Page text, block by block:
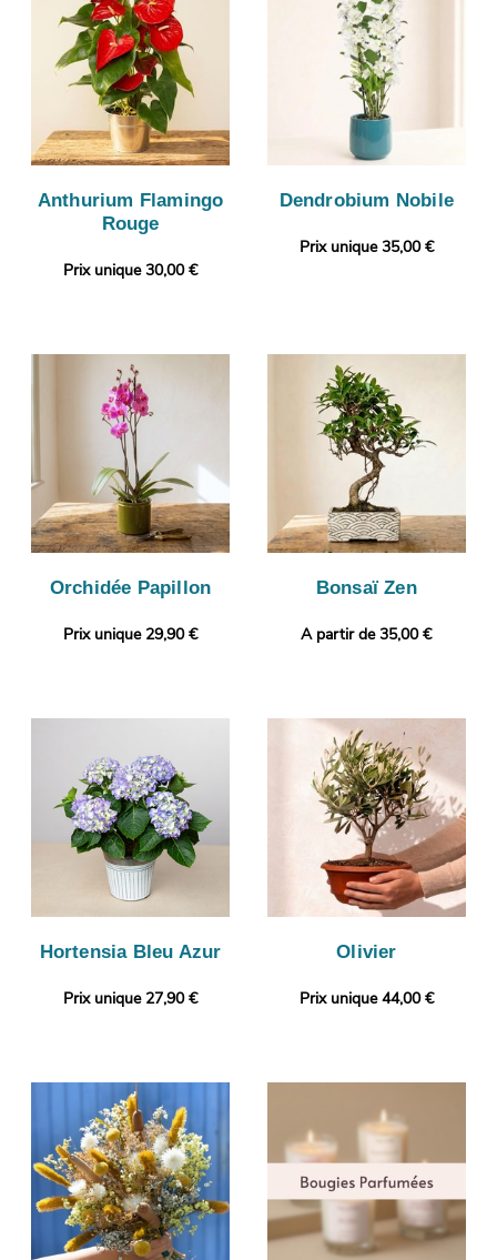
Anthurium Flamingo
Rouge
Prix unique 30,00 €
Dendrobium Nobile
Prix unique 35,00 €
Orchidée Papillon
Prix unique 29,90 €
Bonsaï Zen
A partir de 35,00 €
Hortensia Bleu Azur
Prix unique 27,90 €
Olivier
Prix unique 44,00 €